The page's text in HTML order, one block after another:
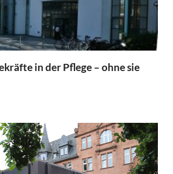
in der Pflege – ohne sie